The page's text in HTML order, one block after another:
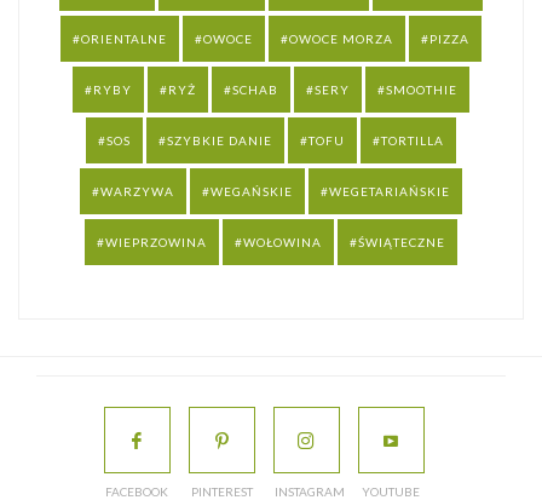
ORIENTALNE OWOCE OWOCE MORZA PIZZA
RYBY RYŻ SCHAB SERY SMOOTHIE
SOS SZYBKIE DANIE TOFU TORTILLA
WARZYWA WEGAŃSKIE WEGETARIAŃSKIE
WIEPRZOWINA WOŁOWINA ŚWIĄTECZNE
FACEBOOK PINTEREST INSTAGRAM YOUTUBE